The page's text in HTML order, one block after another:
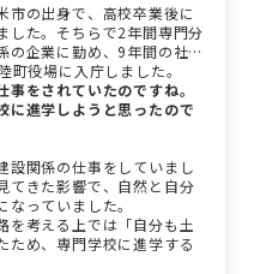
市の出身で、高校卒業後に
した。そちらで2年間専門分
の企業に勤め、9年間の社会
町役場に入庁しました。
をされていたのですね。
に進学しようと思ったので
設関係の仕事をしていまし
てきた影響で、自然と自分
っていました。
を考える上では「自分も土
ため、専門学校に進学する